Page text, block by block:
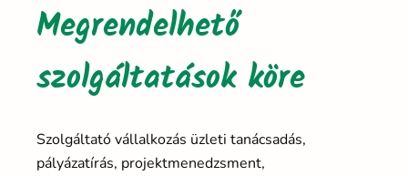
Megrendelhető
szolgáltatások köre
Szolgáltató vállalkozás üzleti tanácsadás,
pályázatírás, projektmenedzsment,